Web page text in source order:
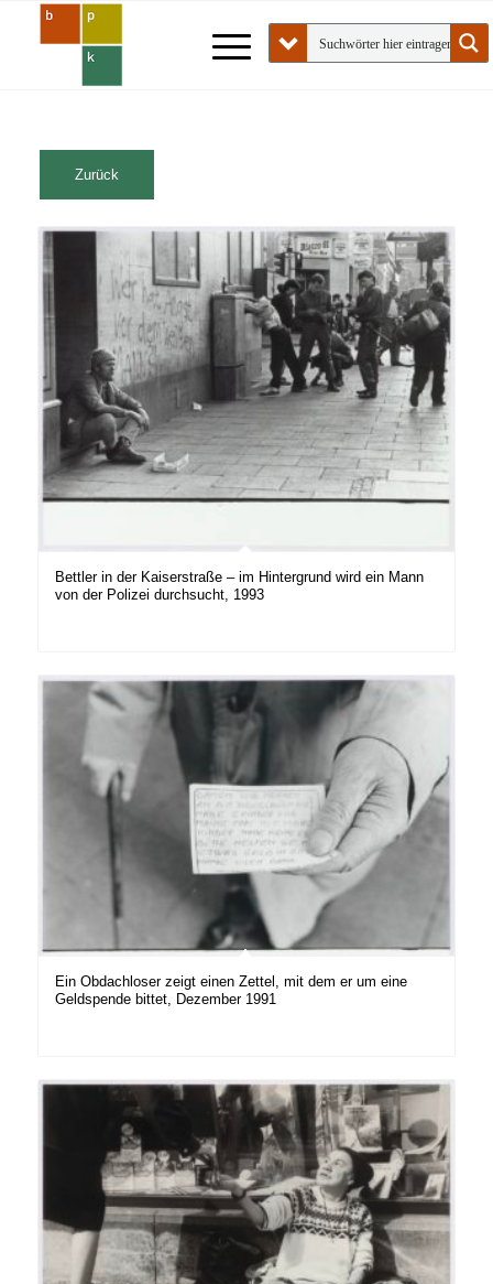
Bettler in der Kaiserstraße – im Hintergrund wird ein Mann
von der Polizei durchsucht, 1993
Ein Obdachloser zeigt einen Zettel, mit dem er um eine
Geldspende bittet, Dezember 1991